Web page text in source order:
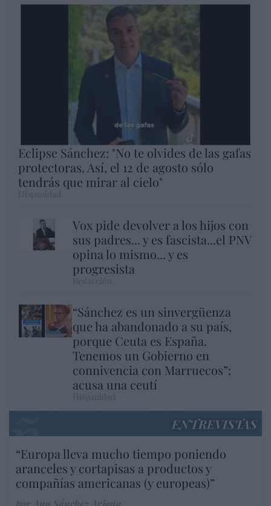
Eclipse Sánchez: "No te olvides de las gafas
protectoras. Así, el 12 de agosto sólo
tendrás que mirar al cielo"
Vox pide devolver a los hijos con
sus padres... y es fascista...el PNV
opina lo mismo... y es
progresista
“Sánchez es un sinvergüenza
que ha abandonado a su país,
porque Ceuta es España.
Tenemos un Gobierno en
connivencia con Marruecos”:
acusa una ceutí
ENTREVISTAS
“Europa lleva mucho tiempo poniendo
aranceles y cortapisas a productos y
compañías americanas (y europeas)”